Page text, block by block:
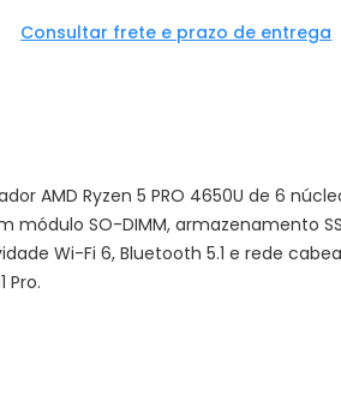
Consultar frete e prazo de entrega
AMD Ryzen 5 PRO 4650U de 6
módulo SO-DIMM, armazenamento
Wi-Fi 6, Bluetooth 5.1 e rede
Pro.